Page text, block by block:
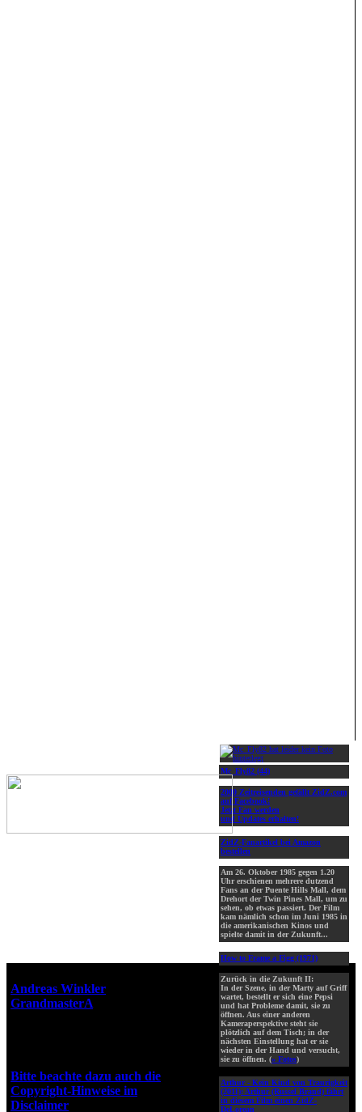
Mc_Fly82 (44)
2000 Zeitreisenden gefällt ZidZ.com
auf Facebook!
Jetzt Fan werden
und Updates erhalten!
ZidZ-Fanartikel bei Amazon
bestellen
Am 26. Oktober 1985 gegen 1.20
Uhr erschienen mehrere dutzend
Fans an der Puente Hills Mall, dem
Drehort der Twin Pines Mall, um zu
sehen, ob etwas passiert. Der Film
kam nämlich schon im Juni 1985 in
die amerikanischen Kinos und
spielte damit in der Zukunft...
How to Frame a Figg (1971)
Zurück in die Zukunft II:
In der Szene, in der Marty auf Griff
wartet, bestellt er sich eine Pepsi
und hat Probleme damit, sie zu
öffnen. Aus einer anderen
Kameraperspektive steht sie
plötzlich auf dem Tisch; in der
nächsten Einstellung hat er sie
wieder in der Hand und versucht,
sie zu öffnen. (» Fotos)
Arthur - Kein Kind von Traurigkeit
(2011): Arthur (Russel Brand) fährt
in diesem Film einen ZidZ-
DeLorean
Andreas Winkler
GrandmasterA
Bitte beachte dazu auch die
Copyright-Hinweise im
Disclaimer